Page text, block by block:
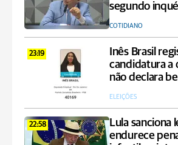
segundo
COTIDIANO
23:19
Inês Brasil
candidatura a
não declara
ELEIÇÕES
22:58
Lula sanciona
endurece